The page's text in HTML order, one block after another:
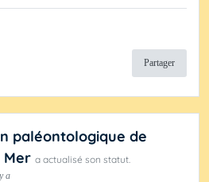
Partager
paléontologique de
Mer a actualisé son statut.
a